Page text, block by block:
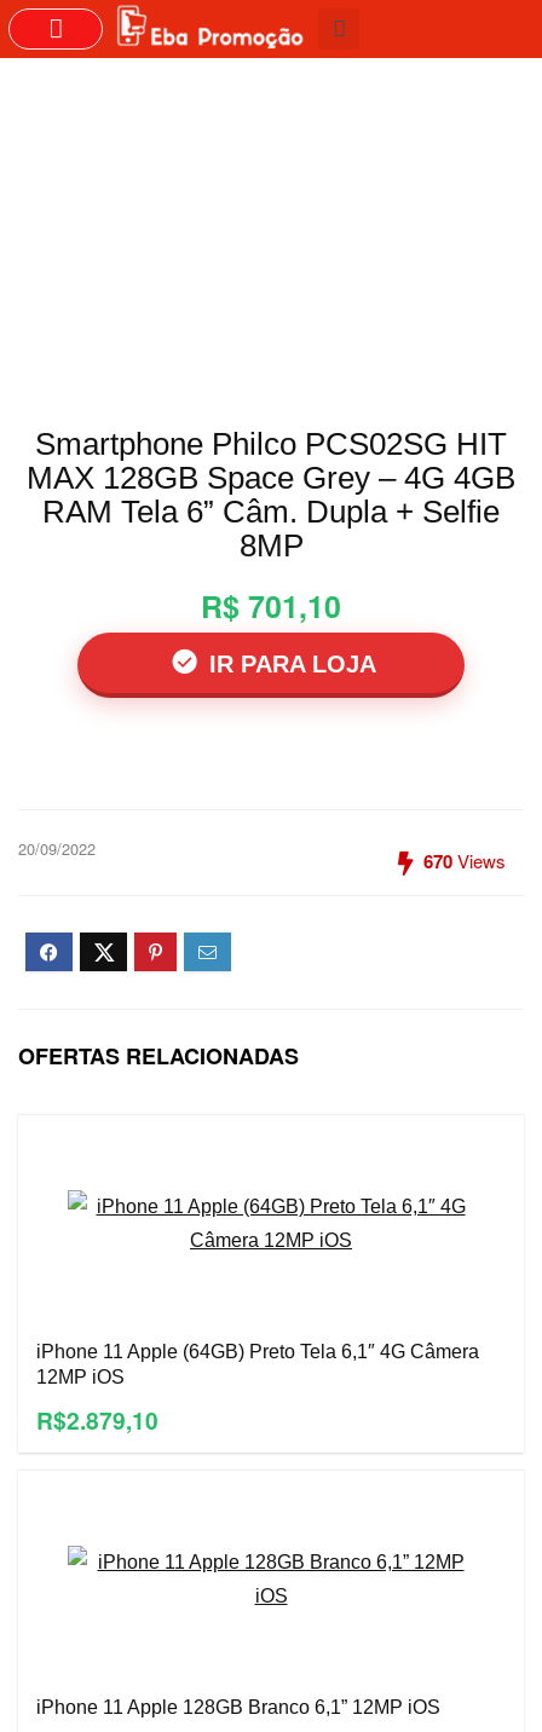
Smartphone Philco PCS02SG HIT
MAX 128GB Space Grey – 4G 4GB
RAM Tela 6” Câm. Dupla + Selfie
8MP
R$ 701,10
IR PARA LOJA
20/09/2022 670Views
OFERTAS RELACIONADAS
iPhone 11 Apple (64GB) Preto Tela 6,1″ 4G Câmera
12MP iOS
R$2.879,10
iPhone 11 Apple 128GB Branco 6,1” 12MP iOS